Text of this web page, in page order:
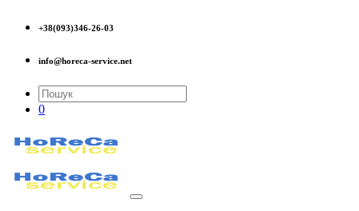
+38(093)346-26-03
info@horeca-service.net
0